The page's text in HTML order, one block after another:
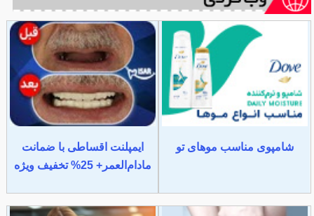
شامپوی مناسب موهای تو
ایمپلنت اقساطی با ضمانت
مادام‌العمر+ 25% تخفیف ویژه